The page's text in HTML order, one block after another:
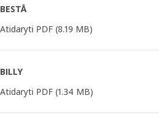
BESTÅ
Atidaryti PDF (8.19 MB)
BILLY
Atidaryti PDF (1.34 MB)